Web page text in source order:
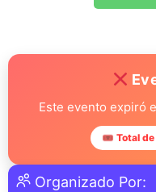
Este evento expiró
🎟 Total de
Organizado Por: